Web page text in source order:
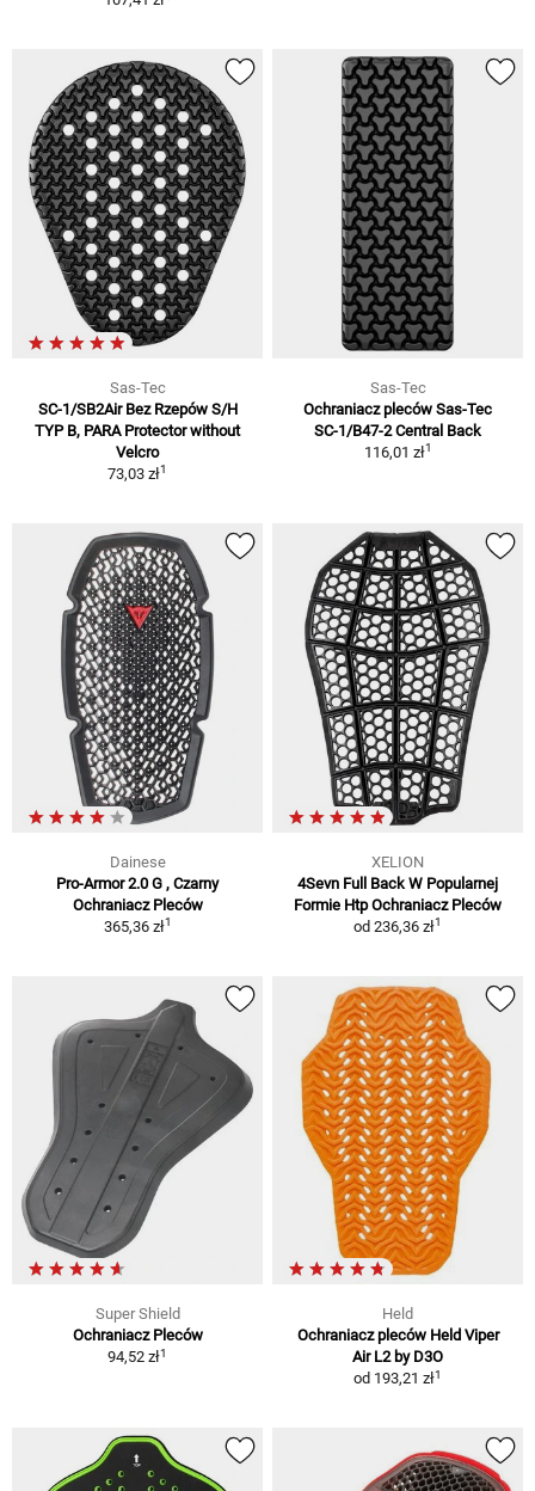
Sas-Tec
SC-1/SB2Air Bez Rzepów S/H
TYP B, PARA Protector without
Velcro
73,03 zł1
Sas-Tec
Ochraniacz pleców Sas-Tec
SC-1/B47-2 Central Back
116,01 zł1
Dainese
Pro-Armor 2.0 G , Czarny
Ochraniacz Pleców
365,36 zł1
XELION
4Sevn Full Back W Popularnej
Formie Htp Ochraniacz Pleców
od 236,36 zł1
Super Shield
Ochraniacz Pleców
94,52 zł1
Held
Ochraniacz pleców Held Viper
Air L2 by D3O
od 193,21 zł1